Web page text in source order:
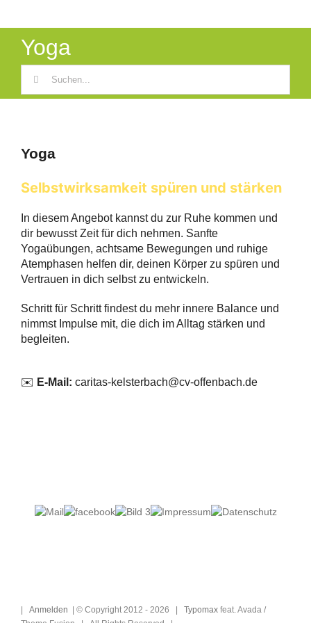
Yoga
nach:
Yoga
Selbstwirksamkeit spüren und stärken
In diesem Angebot kannst du zur Ruhe kommen und
dir bewusst Zeit für dich nehmen. Sanfte
Yogaübungen, achtsame Bewegungen und ruhige
Atemphasen helfen dir, deinen Körper zu spüren und
Vertrauen in dich selbst zu entwickeln.
Schritt für Schritt findest du mehr innere Balance und
nimmst Impulse mit, die dich im Alltag stärken und
begleiten.
✉️ E-Mail: caritas-kelsterbach@cv-offenbach.de
Anmelden | © Copyright 2012 - 2026 | Typomax feat. Avada /